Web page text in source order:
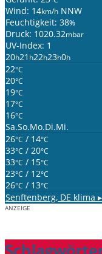
Wind: 14km/h NNW
Feuchtigkeit: 38%
Druck: 1020.32mbar
UV-Index: 1
20h21 h22h23h0h
22°C
20°C
19°C
17°C
16°C
Sa.So.Mo.Di.Mi.
26°C / 14°C
33°C / 20°C
33°C / 15°C
23°C / 12°C
26°C / 13°C
Senftenberg, DE klima ▸
ANZEIGE